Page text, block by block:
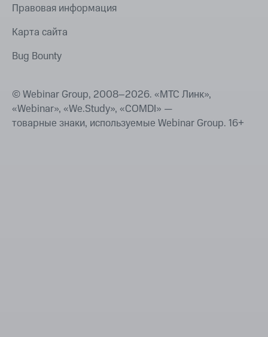
Правовая информация
Карта сайта
Bug Bounty
© Webinar Group, 2008–2026. «МТС Линк»,
«Webinar», «We.Study», «COMDI» —
товарные знаки, используемые Webinar Group. 16+